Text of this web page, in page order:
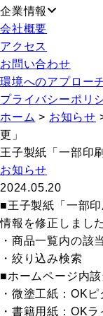
企業情報
会社概要
アクセス
お問い合わせ
環境へのアプロー
プライバシーポリ
ホーム > お知らせ
更」
王子製紙「一部印
お知らせ
2024.05.20
■王子製紙「一部
情報を修正しました
・商品一覧内の該
・絞り込み検索
■ホームページ内
・微塗工紙：OK
・書籍用紙：OK